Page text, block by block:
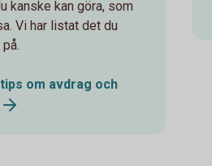
kanske kan göra, som
Vi har listat det du
om avdrag och